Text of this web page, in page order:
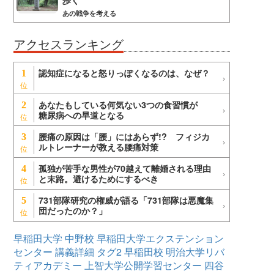
あの戦争を考える
アクセスランキング
1 認知症になると怒りっぽくなるのは、なぜ？
2
あなたもしている何気ない3つの食習慣が
糖尿病への早道となる
3
腰痛の原因は「腰」にはあらず!? フィジカ
ルトレーナーが教える腰痛対策
4
孤独が苦手な男性が70越えて離婚される理由
と末路。避けるためにするべき
5
731部隊研究の権威が語る「731部隊は悪魔集
団だったのか？」
早稲田大学 中野校 早稲田大学エクステンション
センター 講義詳細 タグ2早稲田校 明治大学リバ
ティアカデミー 上智大学公開学習センター 四谷